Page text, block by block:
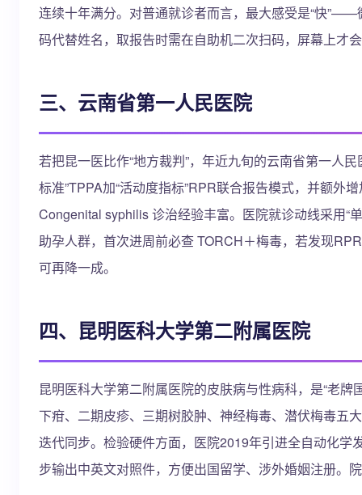
连续十年满分。对普通就诊者而言，最大感受是“快”——
码代替姓名，取报告时需在自助机二次扫码，屏幕上才
三、云南省第一人民医院
若把昆一医比作“地方裁判”，年近九旬的云南省第一人
标准”TPPA加“活动度指标”RPR联合报告模式，并额外
Congenital syphilis 诊治经验丰富。医院就诊动线采用“
助孕人群，首次进周前必查 TORCH＋梅毒，若发现
可再降一成。
四、昆明医科大学第二附属医院
昆明医科大学第二附属医院的皮肤病与性病科，是“老
下疳、二期皮疹、三期树胶肿、神经梅毒、潜伏梅毒五
迭代同步。检验硬件方面，医院2019年引进全自动化学
步输出中英文对照件，方便出国留学、涉外婚姻注册。